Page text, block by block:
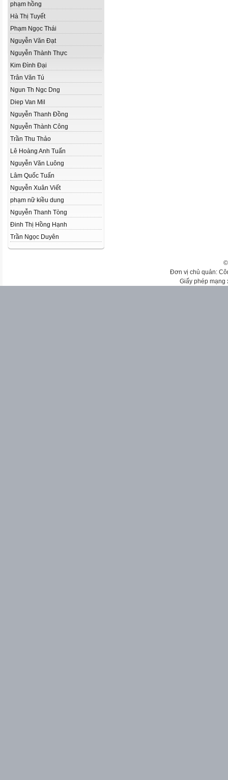
phạm hồng
Hà Thị Tuyết
Phạm Ngọc Thái
Nguyễn Văn Đạt
Nguyễn Thành Thực
Kim Đình Đại
Trân Văn Tú
Ngun Th Ngc Dng
Diep Van Mil
Nguyễn Thanh Đồng
Nguyễn Thành Công
Trần Thu Thảo
Lê Hoàng Anh Tuấn
Nguyễn Văn Luông
Lâm Quốc Tuấn
Nguyễn Xuân Viết
phạm nữ kiều dung
Nguyễn Thanh Tòng
Đinh Thị Hồng Hạnh
Trần Ngọc Duyên
Đơn vị chủ quản:
Giấy phép mạng